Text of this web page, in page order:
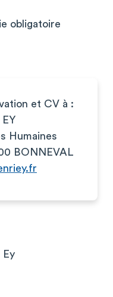
obligatoire
et CV à :
Humaines
BONNEVAL
Ey